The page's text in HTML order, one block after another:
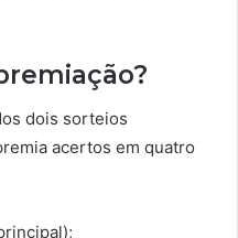
dois sorteios
acertos em quatro